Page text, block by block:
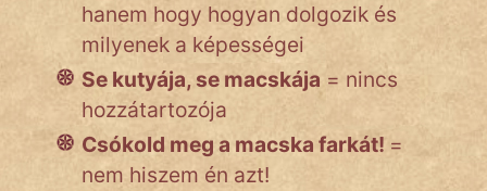
hanem hogy hogyan dolgozik és
milyenek a képességei
Se kutyája, se macskája = nincs
hozzátartozója
Csókold meg a macska farkát! =
nem hiszem én azt!